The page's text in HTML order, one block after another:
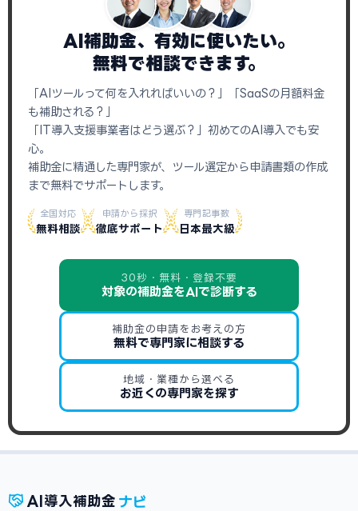
AI補助金、有効に使いたい。
無料で相談できます。
「AIツールって何を入れればいいの？」「SaaSの月額料金
も補助される？」
「IT導入支援事業者はどう選ぶ？」初めてのAI導入でも安
心。
補助金に精通した専門家が、ツール選定から申請書類の作成
まで無料でサポートします。
全国対応
無料相談
申請から採択
徹底サポート
専門記事数
日本最大級
30秒・無料・登録不要
対象の補助金をAIで診断する
補助金の申請をお考えの方
無料で専門家に相談する
地域・業種から選べる
お近くの専門家を探す
AI 導入補助金 ナビ